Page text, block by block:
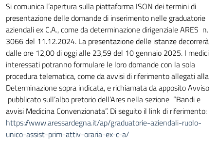
Si comunica l’apertura sulla piattaforma ISON dei termini di
presentazione delle domande di inserimento nelle graduatorie
aziendali ex C.A., come da determinazione dirigenziale ARES n.
3066 del 11.12.2024. La presentazione delle istanze decorrerà
dalle ore 12,00 di oggi alle 23,59 del 10 gennaio 2025. I medici
interessati potranno formulare le loro domande con la sola
procedura telematica, come da avvisi di riferimento allegati alla
Determinazione sopra indicata, e richiamata da apposito Avviso
pubblicato sull’albo pretorio dell’Ares nella sezione “Bandi e
avvisi Medicina Convenzionata”. Di seguito il link di riferimento:
https://www.aressardegna.it/ap/graduatorie-aziendali-ruolo-
unico-assist-prim-attiv-oraria-ex-c-a/